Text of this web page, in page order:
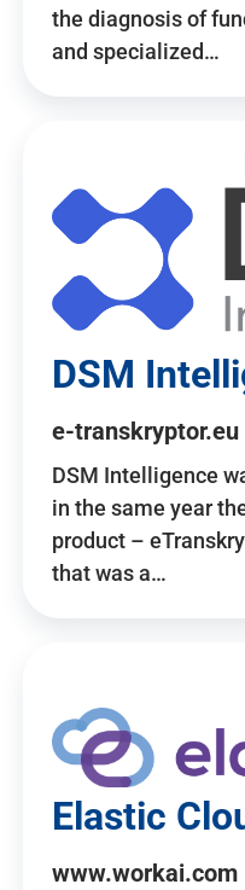
the diagnosis of
and specialized…
DSM
e-transkryptor.eu
DSM Intelligence
in the same year
product –
that was a…
Elastic
www.workai.com